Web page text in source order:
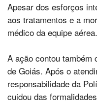
Apesar dos esforços
aos tratamentos e a
médico da equipe aérea.
A ação contou
de Goiás. Após o
responsabilidade da
cuidou das